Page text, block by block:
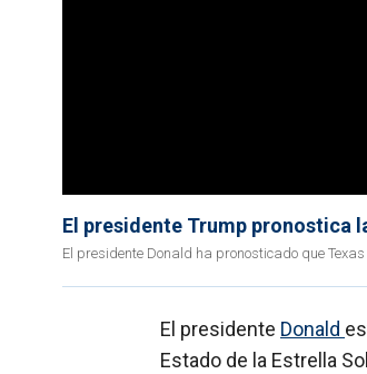
El presidente Trump pronostica
El presidente Donald ha pronosticado que
El presidente Donald
Estado de la Estrella